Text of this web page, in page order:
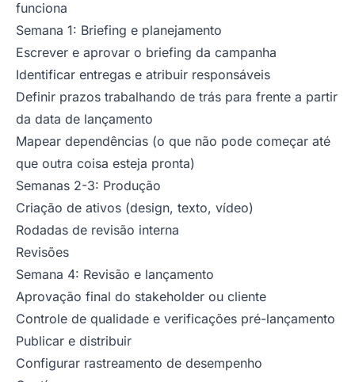
funciona
Semana 1: Briefing e planejamento
Escrever e aprovar o briefing da campanha
Identificar entregas e atribuir responsáveis
Definir prazos trabalhando de trás para frente a partir
da data de lançamento
Mapear dependências (o que não pode começar até
que outra coisa esteja pronta)
Semanas 2-3: Produção
Criação de ativos (design, texto, vídeo)
Rodadas de revisão interna
Revisões
Semana 4: Revisão e lançamento
Aprovação final do stakeholder ou cliente
Controle de qualidade e verificações pré-lançamento
Publicar e distribuir
Configurar rastreamento de desempenho